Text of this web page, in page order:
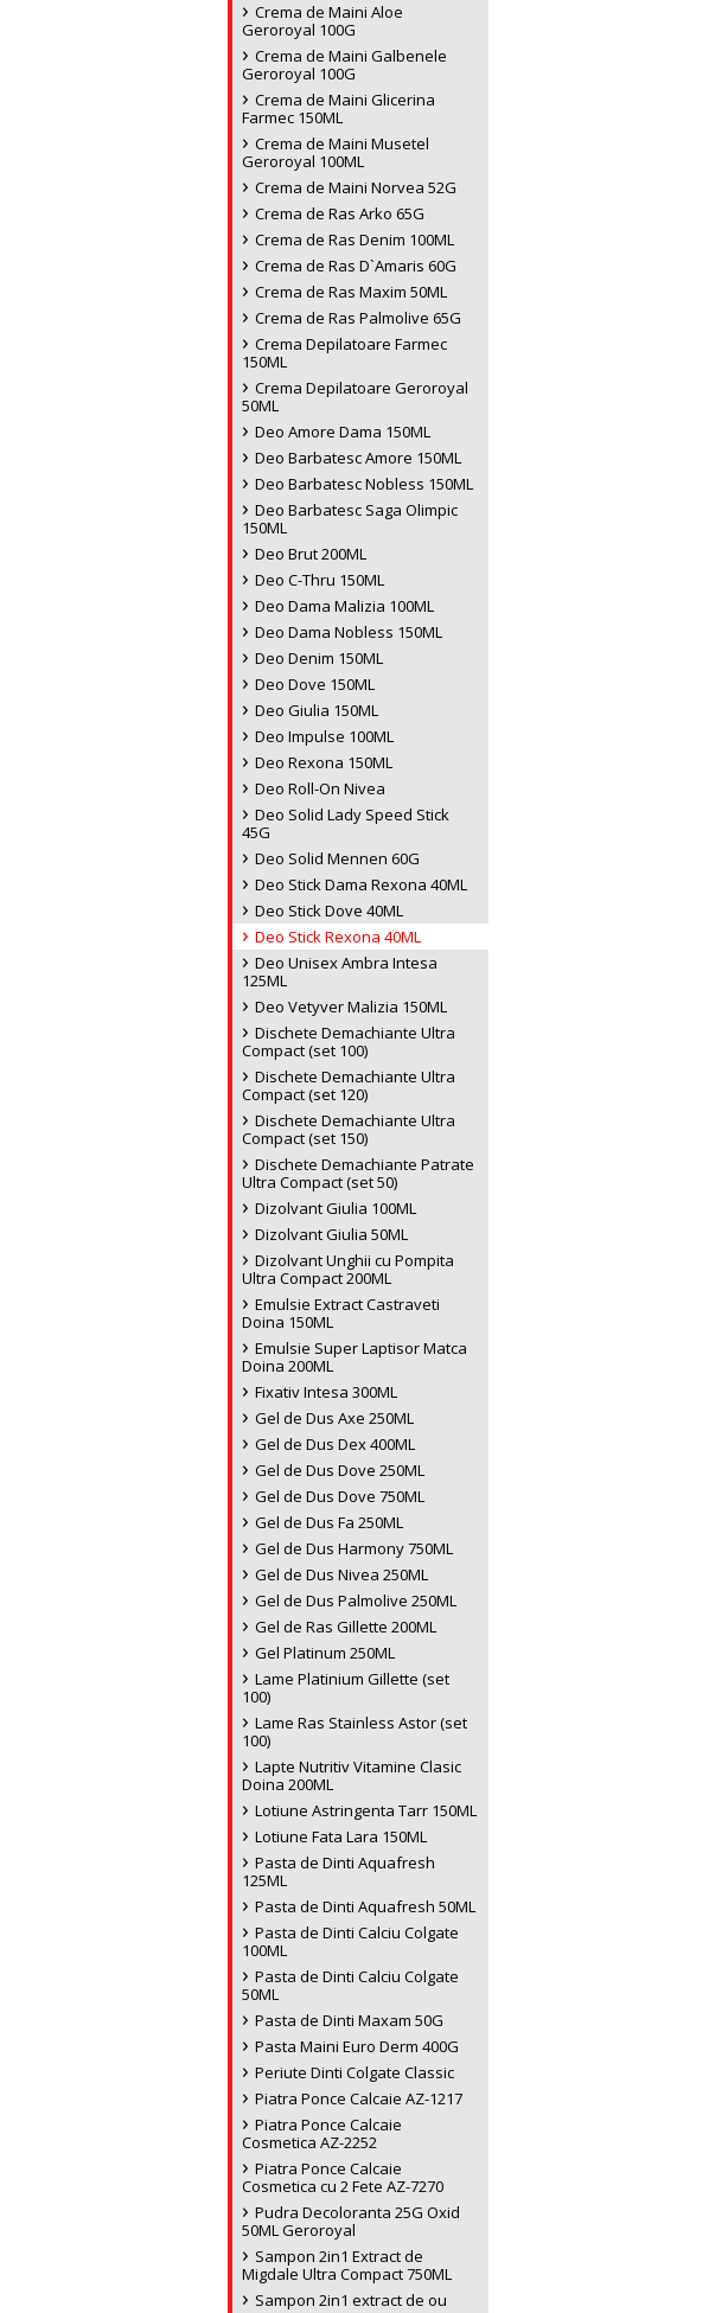
Crema de Maini Aloe
Geroroyal 100G
Crema de Maini Galbenele
Geroroyal 100G
Crema de Maini Glicerina
Farmec 150ML
Crema de Maini Musetel
Geroroyal 100ML
Crema de Maini Norvea 52G
Crema de Ras Arko 65G
Crema de Ras Denim 100ML
Crema de Ras D`Amaris 60G
Crema de Ras Maxim 50ML
Crema de Ras Palmolive 65G
Crema Depilatoare Farmec
150ML
Crema Depilatoare Geroroyal
50ML
Deo Amore Dama 150ML
Deo Barbatesc Amore 150ML
Deo Barbatesc Nobless 150ML
Deo Barbatesc Saga Olimpic
150ML
Deo Brut 200ML
Deo C-Thru 150ML
Deo Dama Malizia 100ML
Deo Dama Nobless 150ML
Deo Denim 150ML
Deo Dove 150ML
Deo Giulia 150ML
Deo Impulse 100ML
Deo Rexona 150ML
Deo Roll-On Nivea
Deo Solid Lady Speed Stick
45G
Deo Solid Mennen 60G
Deo Stick Dama Rexona 40ML
Deo Stick Dove 40ML
Deo Stick Rexona 40ML
Deo Unisex Ambra Intesa
125ML
Deo Vetyver Malizia 150ML
Dischete Demachiante Ultra
Compact (set 100)
Dischete Demachiante Ultra
Compact (set 120)
Dischete Demachiante Ultra
Compact (set 150)
Dischete Demachiante Patrate
Ultra Compact (set 50)
Dizolvant Giulia 100ML
Dizolvant Giulia 50ML
Dizolvant Unghii cu Pompita
Ultra Compact 200ML
Emulsie Extract Castraveti
Doina 150ML
Emulsie Super Laptisor Matca
Doina 200ML
Fixativ Intesa 300ML
Gel de Dus Axe 250ML
Gel de Dus Dex 400ML
Gel de Dus Dove 250ML
Gel de Dus Dove 750ML
Gel de Dus Fa 250ML
Gel de Dus Harmony 750ML
Gel de Dus Nivea 250ML
Gel de Dus Palmolive 250ML
Gel de Ras Gillette 200ML
Gel Platinum 250ML
Lame Platinium Gillette (set
100)
Lame Ras Stainless Astor (set
100)
Lapte Nutritiv Vitamine Clasic
Doina 200ML
Lotiune Astringenta Tarr 150ML
Lotiune Fata Lara 150ML
Pasta de Dinti Aquafresh
125ML
Pasta de Dinti Aquafresh 50ML
Pasta de Dinti Calciu Colgate
100ML
Pasta de Dinti Calciu Colgate
50ML
Pasta de Dinti Maxam 50G
Pasta Maini Euro Derm 400G
Periute Dinti Colgate Classic
Piatra Ponce Calcaie AZ-1217
Piatra Ponce Calcaie
Cosmetica AZ-2252
Piatra Ponce Calcaie
Cosmetica cu 2 Fete AZ-7270
Pudra Decoloranta 25G Oxid
50ML Geroroyal
Sampon 2in1 Extract de
Migdale Ultra Compact 750ML
Sampon 2in1 extract de ou